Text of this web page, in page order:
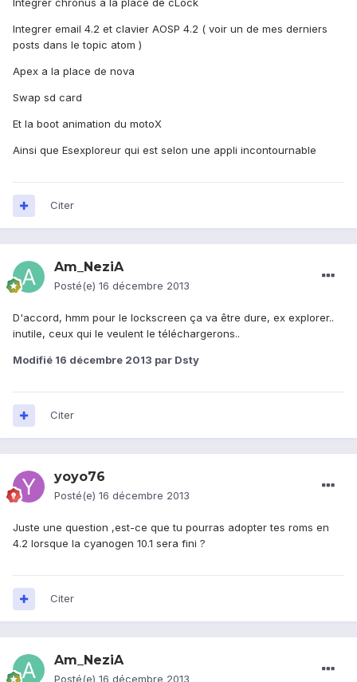
Intégrer chronus à la place de cLock
Integrer email 4.2 et clavier AOSP 4.2 ( voir un de mes derniers
posts dans le topic atom )
Apex a la place de nova
Swap sd card
Et la boot animation du motoX
Ainsi que Esexploreur qui est selon une appli incontournable
Citer
Am_NeziA
Posté(e) 16 décembre 2013
D'accord, hmm pour le lockscreen ça va être dure, ex explorer..
inutile, ceux qui le veulent le téléchargerons..
Modifié 16 décembre 2013 par Dsty
Citer
yoyo76
Posté(e) 16 décembre 2013
Juste une question ,est-ce que tu pourras adopter tes roms en
4.2 lorsque la cyanogen 10.1 sera fini ?
Citer
Am_NeziA
Posté(e) 16 décembre 2013